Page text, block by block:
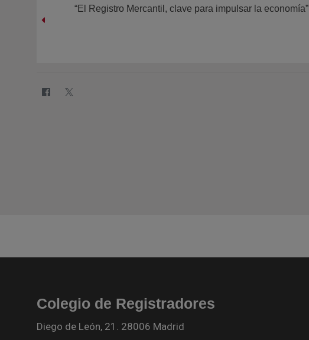
“El Registro Mercantil, clave para impulsar la economía”
Colegio de Registradores
Diego de León, 21. 28006 Madrid